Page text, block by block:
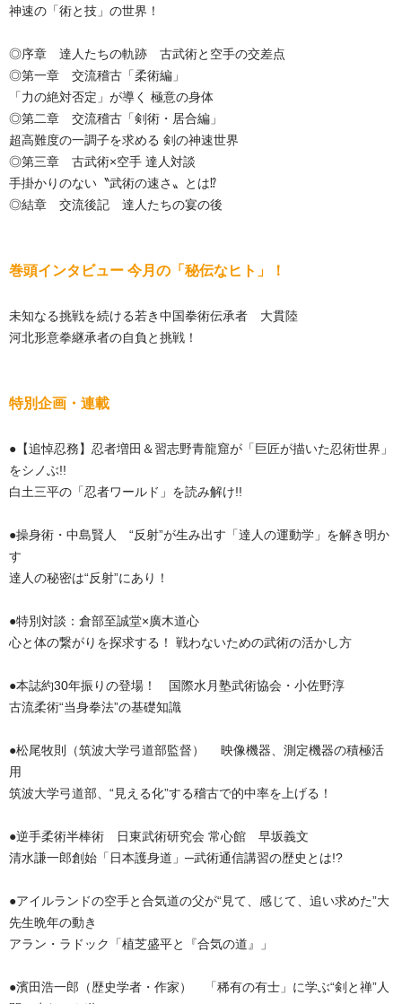
神速の「術と技」の世界！
◎序章 達人たちの軌跡 古武術と空手の交差点
◎第一章 交流稽古「柔術編」
「力の絶対否定」が導く 極意の身体
◎第二章 交流稽古「剣術・居合編」
超高難度の一調子を求める 剣の神速世界
◎第三章 古武術×空手 達人対談
手掛かりのない〝武術の速さ〟とは⁉︎
◎結章 交流後記 達人たちの宴の後
巻頭インタビュー 今月の「秘伝なヒト」！
未知なる挑戦を続ける若き中国拳術伝承者 大貫陸
河北形意拳継承者の自負と挑戦！
特別企画・連載
●【追悼忍務】忍者増田＆習志野青龍窟が「巨匠が描いた忍術世界」
をシノぶ!!
白土三平の「忍者ワールド」を読み解け!!
●操身術・中島賢人 “反射”が生み出す「達人の運動学」を解き明か
す
達人の秘密は“反射”にあり！
●特別対談：倉部至誠堂×廣木道心
心と体の繋がりを探求する！ 戦わないための武術の活かし方
●本誌約30年振りの登場！ 国際水月塾武術協会・小佐野淳
古流柔術“当身拳法”の基礎知識
●松尾牧則（筑波大学弓道部監督） 映像機器、測定機器の積極活
用
筑波大学弓道部、“見える化”する稽古で的中率を上げる！
●逆手柔術半棒術 日東武術研究会 常心館 早坂義文
清水謙一郎創始「日本護身道」─武術通信講習の歴史とは!?
●アイルランドの空手と合気道の父が“見て、感じて、追い求めた”大
先生晩年の動き
アラン・ラドック「植芝盛平と『合気の道』」
●濱田浩一郎（歴史学者・作家） 「稀有の有士」に学ぶ“剣と禅”人